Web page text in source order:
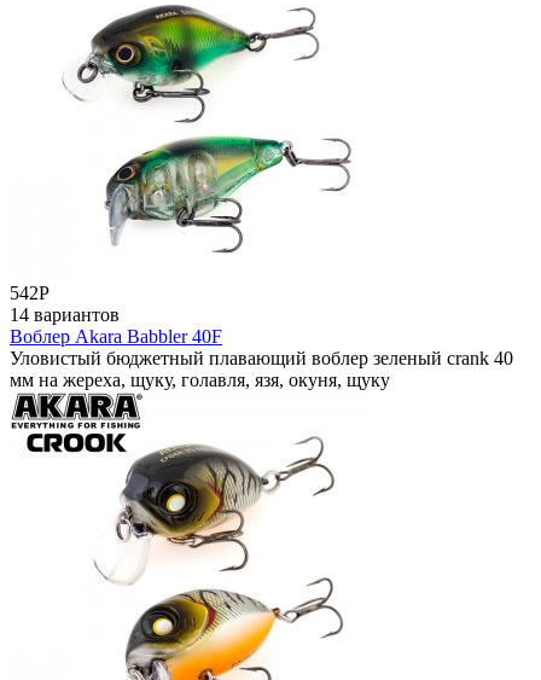
542Р
14 вариантов
Воблер Akara Babbler 40F
Уловистый бюджетный плавающий воблер зеленый crank 40
мм на жереха, щуку, голавля, язя, окуня, щуку